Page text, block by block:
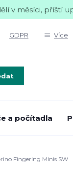
v měsíci, příští
GDPR Více
a počítadla
Fingering Minis SW